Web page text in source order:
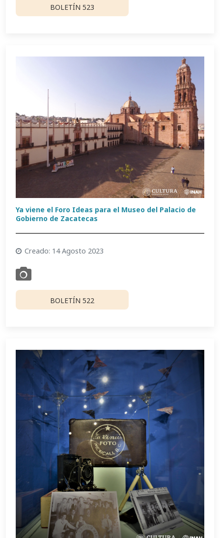
BOLETÍN 523
Ya viene el Foro Ideas para el Museo del Palacio de
Gobierno de Zacatecas
Creado: 14 Agosto 2023
BOLETÍN 522